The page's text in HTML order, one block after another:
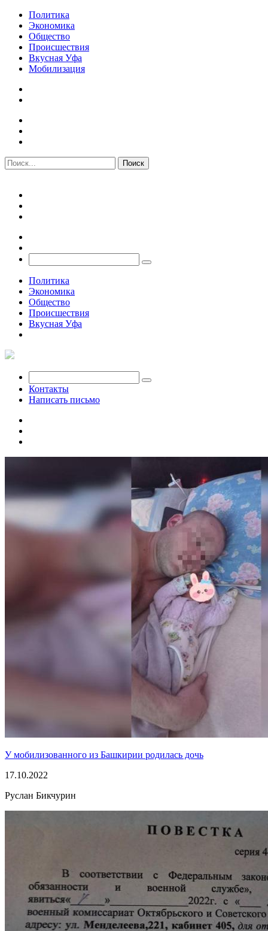
Политика
Экономика
Общество
Происшествия
Вкусная Уфа
Мобилизация
Политика
Экономика
Общество
Происшествия
Вкусная Уфа
Контакты
Написать письмо
У мобилизованного из Башкирии родилась дочь
17.10.2022
Руслан Бикчурин